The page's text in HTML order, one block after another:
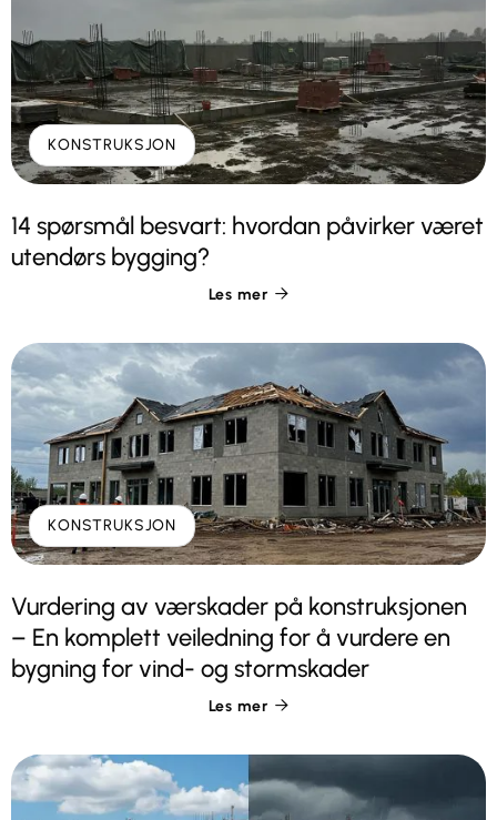
KONSTRUKSJON
14 spørsmål besvart: hvordan påvirker været
utendørs bygging?
Les mer 
KONSTRUKSJON
Vurdering av værskader på konstruksjonen
– En komplett veiledning for å vurdere en
bygning for vind- og stormskader
Les mer 